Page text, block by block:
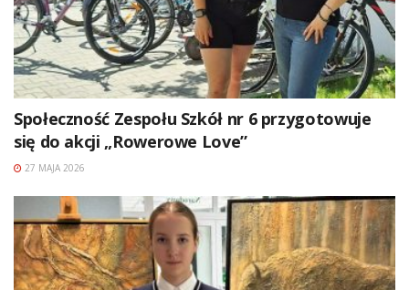
Społeczność Zespołu Szkół nr 6 przygotowuje
się do akcji „Rowerowe Love”
27 MAJA 2026